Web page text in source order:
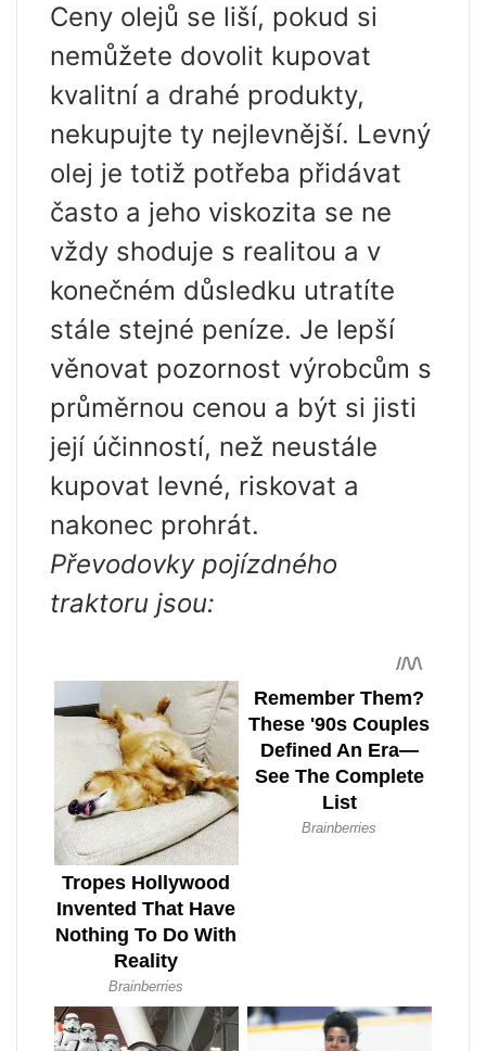
Ceny olejů se liší, pokud si
nemůžete dovolit kupovat
kvalitní a drahé produkty,
nekupujte ty nejlevnější. Levný
olej je totiž potřeba přidávat
často a jeho viskozita se ne
vždy shoduje s realitou a v
konečném důsledku utratíte
stále stejné peníze. Je lepší
věnovat pozornost výrobcům s
průměrnou cenou a být si jisti
její účinností, než neustále
kupovat levné, riskovat a
nakonec prohrát.
Převodovky pojízdného
traktoru jsou: